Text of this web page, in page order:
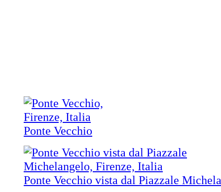
Ponte Vecchio
Ponte Vecchio vista dal Piazzale